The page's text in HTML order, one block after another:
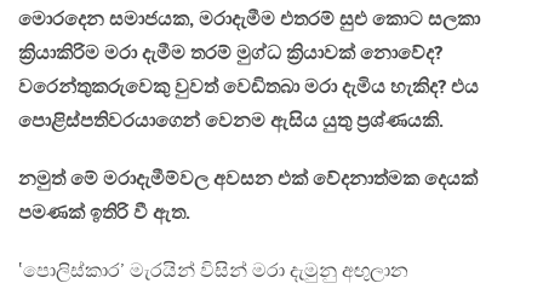
මොරදෙන සමාජයක, මරාදැමීම එතරම් සුඑ කොට සලකා
ක්‍රියාකිරිම මරා දැමීම තරම් මුග්ධ ක්‍රියාවක් නොවේද?
වරෙන්තුකරුවෙකු වුවත් වෙඩිතබා මරා දැමිය හැකිද? එය
පොළිස්පතිවරයාගෙන් වෙනම ඇසිය යුතු ප්‍රශ්ණයකි.
නමුත් මේ මරාදැමීම්වල අවසන එක් වේදනාත්මක දෙයක්
පමණක් ඉතිරි වී ඇත.
‛පොලිස්කාර’ මැරයින් විසින් මරා දැමුනු අඟුලාන